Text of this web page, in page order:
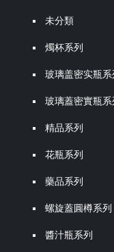
未分類
燭杯系列
玻璃盖密实瓶系
玻璃蓋密實瓶系
精品系列
花瓶系列
藥品系列
螺旋蓋圓樽系列
醬汁瓶系列